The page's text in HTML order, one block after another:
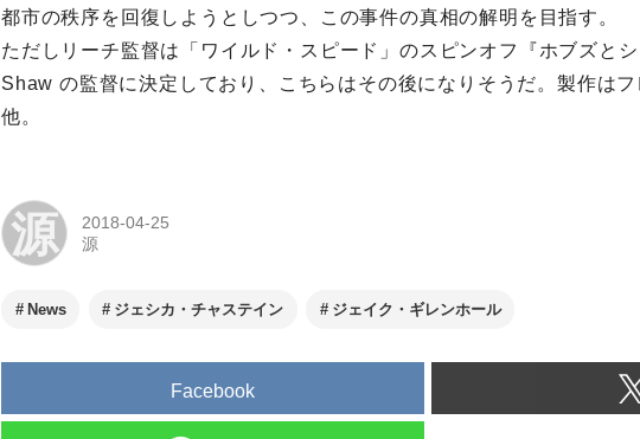
都市の秩序を回復しようとしつつ、この事件の真相の解明を目指す。
ただしリーチ監督は「ワイルド・スピード」のスピンオフ『ホブズと
Shaw の監督に決定しており、こちらはその後になりそうだ。製作は
他。
源
2018-04-25
源
News ジェシカ・チャステイン ジェイク・ギレンホール
Facebook